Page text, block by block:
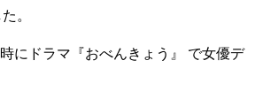
。
にドラマ『おべんきょう』 で女優デ